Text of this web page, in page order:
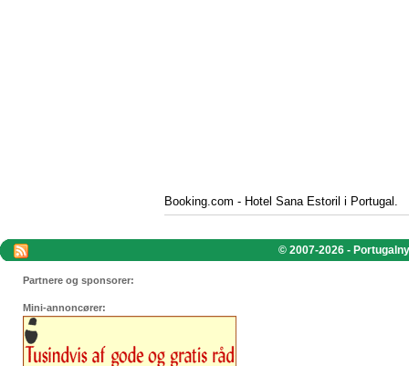
Booking.com - Hotel Sana Estoril i Portugal.
© 2007-2026 -
Partnere og sponsorer:
Mini-annoncører: